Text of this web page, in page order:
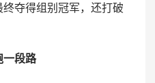
夺得组别冠军，还打破
一段路